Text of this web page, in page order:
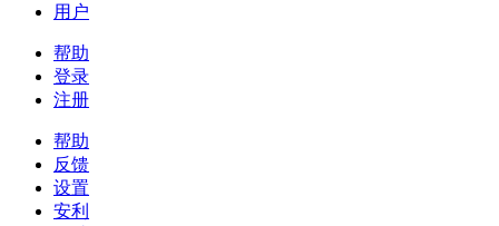
用户
帮助
登录
注册
帮助
反馈
设置
安利